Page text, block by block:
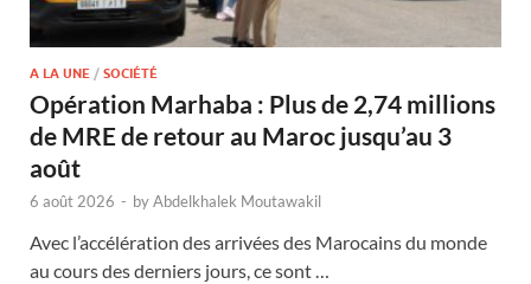
A LA UNE / SOCIÉTÉ
Opération Marhaba : Plus de 2,74 millions
de MRE de retour au Maroc jusqu’au 3
août
6 août 2026 - byAbdelkhalek Moutawakil
Avec l’accélération des arrivées des Marocains du monde
au cours des derniers jours, ce sont …